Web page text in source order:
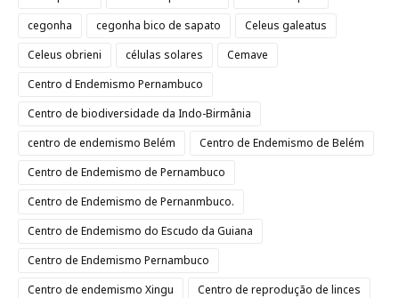
cegonha
cegonha bico de sapato
Celeus galeatus
Celeus obrieni
células solares
Cemave
Centro d Endemismo Pernambuco
Centro de biodiversidade da Indo-Birmânia
centro de endemismo Belém
Centro de Endemismo de Belém
Centro de Endemismo de Pernambuco
Centro de Endemismo de Pernanmbuco.
Centro de Endemismo do Escudo da Guiana
Centro de Endemismo Pernambuco
Centro de endemismo Xingu
Centro de reprodução de linces